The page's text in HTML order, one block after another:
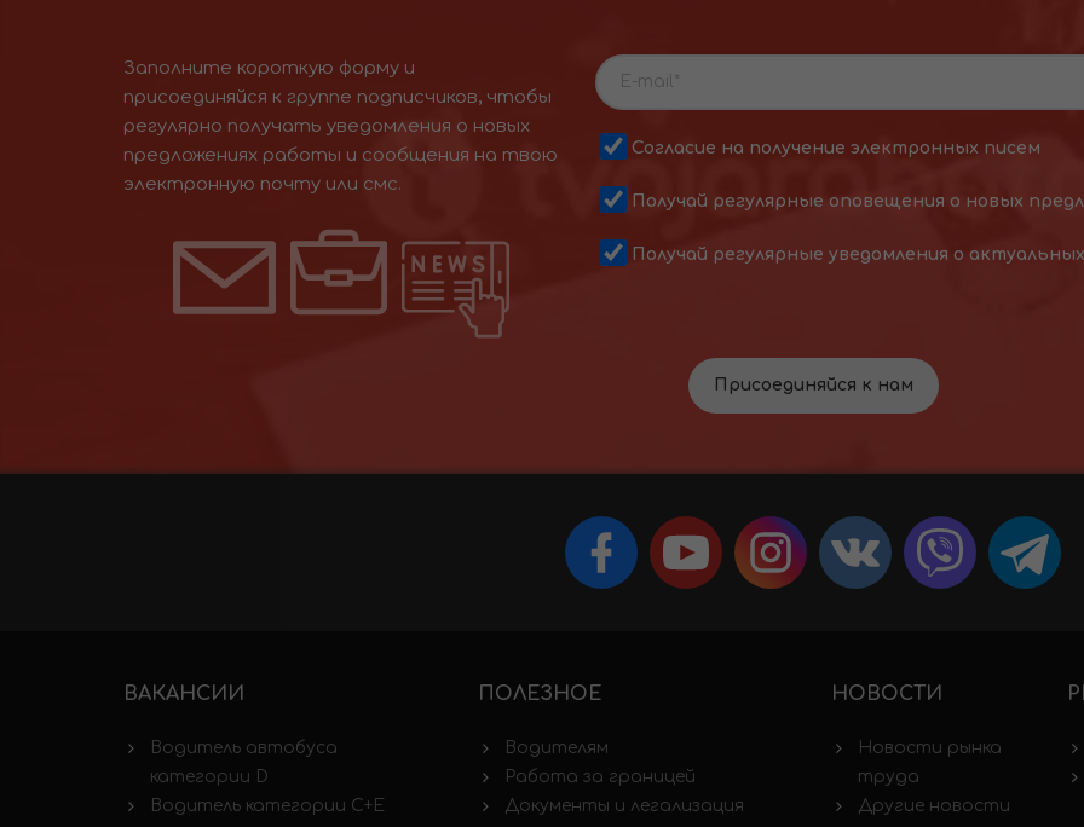
Заполните короткую форму и
присоединяйся к группе подписчиков, чтобы
регулярно получать уведомления о новых
предложениях работы и сообщения на твою
электронную почту или смс.
Согласие на получение электронных писем
Получай регулярные оповещения о новых
Получай регулярные уведомления о
Присоединяйся к нам
ВАКАНСИИ
Водитель автобуса
категории D
Водитель категории C+E
ПОЛЕЗНОЕ
Водителям
Работа за границей
Документы и легализация
НОВОСТИ
Новости рынка
труда
Другие новости